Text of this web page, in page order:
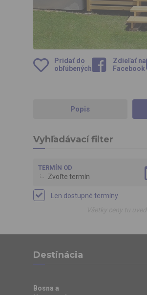
Pridať do
obľúbených
Zdieľať na
Facebook
Popis
Vyhľadávací filter
TERMÍN OD
Zvoľte termín
Len dostupné termíny
Všetky ceny tu
Destinácia
Bosna a